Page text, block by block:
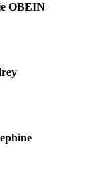
OBEIN